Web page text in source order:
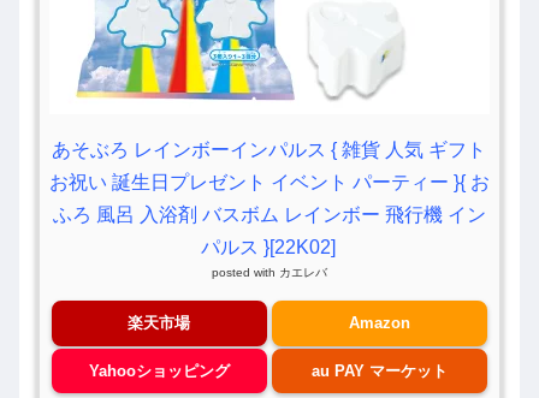
あそぶろ レインボーインパルス { 雑貨 人気 ギフト
お祝い 誕生日プレゼント イベント パーティー }{ お
ふろ 風呂 入浴剤 バスボム レインボー 飛行機 イン
パルス }[22K02]
posted with カエレバ
楽天市場 Amazon
Yahooショッピング au PAY マーケット